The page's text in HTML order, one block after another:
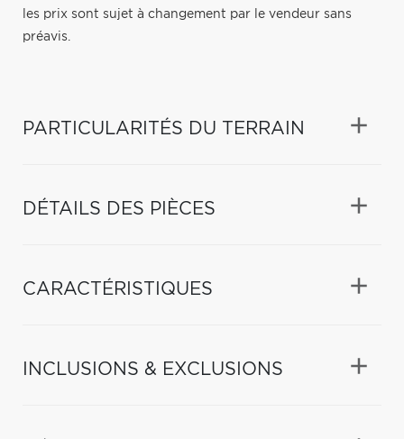
les prix sont sujet à changement par le vendeur sans
préavis.
PARTICULARITÉS DU TERRAIN
DÉTAILS DES PIÈCES
CARACTÉRISTIQUES
INCLUSIONS & EXCLUSIONS